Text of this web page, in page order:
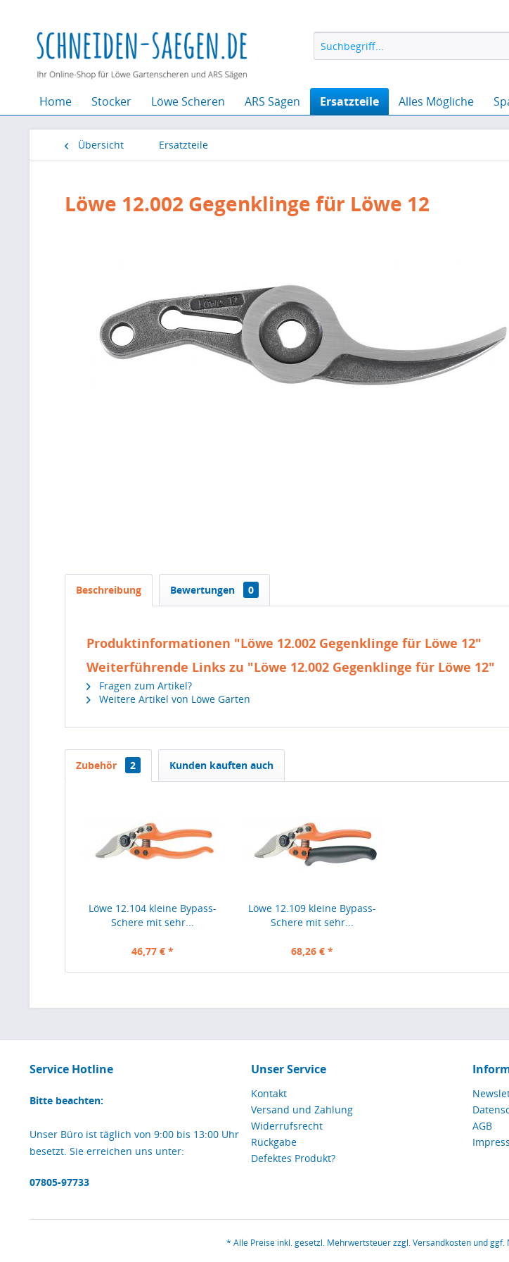
Home Stocker Löwe Scheren ARS Sägen Ersatzteile Alles Mögliche
Übersicht Ersatzteile
Löwe 12.002 Gegenklinge für Löwe 12
Beschreibung Bewertungen 0
Produktinformationen "Löwe 12.002 Gegenklinge für Löwe 12"
Weiterführende Links zu "Löwe 12.002 Gegenklinge für Löwe 12"
Fragen zum Artikel?
Weitere Artikel von Löwe Garten
Zubehör 2 Kunden kauften auch
Löwe 12.104 kleine Bypass-
Schere mit sehr...
46,77 € *
Löwe 12.109 kleine Bypass-
Schere mit sehr...
68,26 € *
Service Hotline
Bitte beachten:
Unser Büro ist täglich von 9:00 bis 13:00 Uhr
besetzt. Sie erreichen uns unter:
07805-97733
Unser Service
Kontakt
Versand und Zahlung
Widerrufsrecht
Rückgabe
Defektes Produkt?
AGB
* Alle Preise inkl. gesetzl. Mehrwertsteuer zzgl.Versandkostenund ggf.